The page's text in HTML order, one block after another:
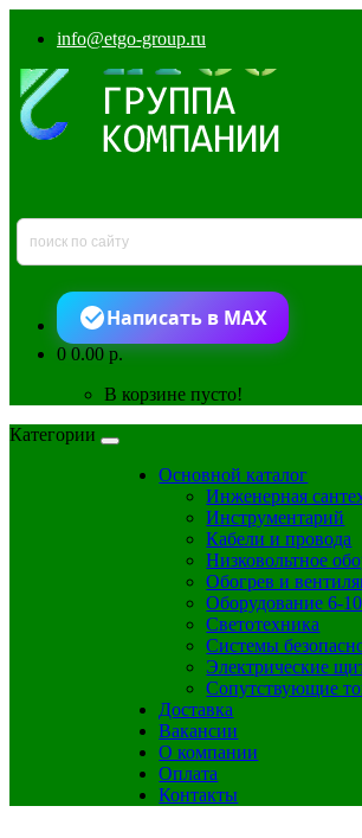
info@etgo-group.ru
Написать в MAX
00.00 р.
В корзине пусто!
Категории
Основной каталог
Инженерная
Инструментарий
Кабели и провода
Низковольтное
Обогрев и
Оборудование 6-
Светотехника
Системы
Электрические
Сопутствующие
Доставка
Вакансии
О компании
Оплата
Контакты